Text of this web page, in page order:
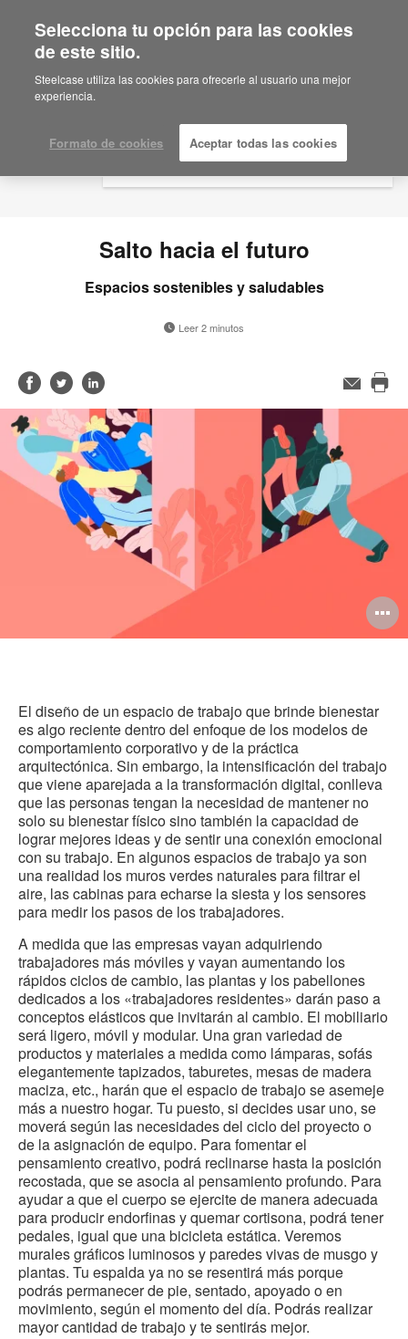
Are you in United States?
Would you like to see Products we sell in
your region?
English
Español
Salto hacia el futuro
Espacios sostenibles y saludables
Leer 2 minutos
Compartir
en
Facebook
Compartir
en
Twitter
Compartir
en
Linked-
in
Correo
El diseño de un espacio de trabajo que brinde bienestar
es algo reciente dentro del enfoque de los modelos de
comportamiento corporativo y de la práctica
arquitectónica. Sin embargo, la intensificación del trabajo
que viene aparejada a la transformación digital, conlleva
que las personas tengan la necesidad de mantener no
solo su bienestar físico sino también la capacidad de
lograr mejores ideas y de sentir una conexión emocional
con su trabajo. En algunos espacios de trabajo ya son
una realidad los muros verdes naturales para filtrar el
aire, las cabinas para echarse la siesta y los sensores
para medir los pasos de los trabajadores.
A medida que las empresas vayan adquiriendo
trabajadores más móviles y vayan aumentando los
rápidos ciclos de cambio, las plantas y los pabellones
dedicados a los «trabajadores residentes» darán paso a
conceptos elásticos que invitarán al cambio. El mobiliario
será ligero, móvil y modular. Una gran variedad de
productos y materiales a medida como lámparas, sofás
elegantemente tapizados, taburetes, mesas de madera
maciza, etc., harán que el espacio de trabajo se asemeje
más a nuestro hogar. Tu puesto, si decides usar uno, se
moverá según las necesidades del ciclo del proyecto o
de la asignación de equipo. Para fomentar el
pensamiento creativo, podrá reclinarse hasta la posición
recostada, que se asocia al pensamiento profundo. Para
ayudar a que el cuerpo se ejercite de manera adecuada
para producir endorfinas y quemar cortisona, podrá tener
pedales, igual que una bicicleta estática. Veremos
murales gráficos luminosos y paredes vivas de musgo y
plantas. Tu espalda ya no se resentirá más porque
podrás permanecer de pie, sentado, apoyado o en
movimiento, según el momento del día. Podrás realizar
mayor cantidad de trabajo y te sentirás mejor.
Selecciona tu opción para las cookies
de este sitio.
Steelcase utiliza las cookies para ofrecerle al usuario una mejor
experiencia.
Formato de cookies Aceptar todas las cookies